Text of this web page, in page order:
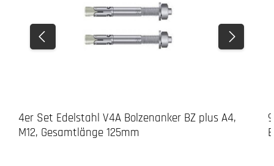
4er Set Edelstahl V4A Bolzenanker BZ plus A4,
M12, Gesamtlänge 125mm